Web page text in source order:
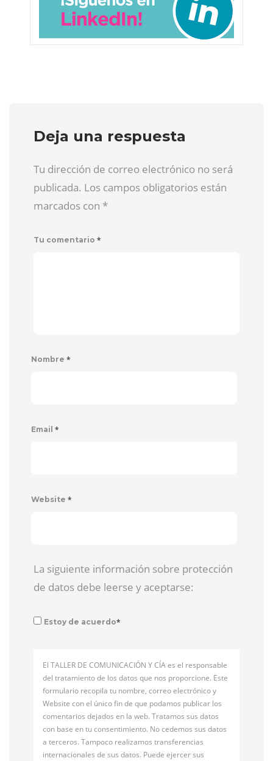
Deja una respuesta
Tu dirección de correo electrónico no será
publicada. Los campos obligatorios están
marcados con *
Tu comentario *
Nombre *
Email *
Website *
La siguiente información sobre protección
de datos debe leerse y aceptarse:
Estoy de acuerdo*
El TALLER DE COMUNICACIÓN Y CÍA es el responsable
del tratamiento de los datos que nos proporcione. Este
formulario recopila tu nombre, correo electrónico y
Website con el único fin de que podamos publicar los
comentarios dejados en la web. Tratamos sus datos
con base en tu consentimiento. No cedemos sus datos
a terceros. Tampoco realizamos transferencias
internacionales de sus datos. Puede ejercer sus